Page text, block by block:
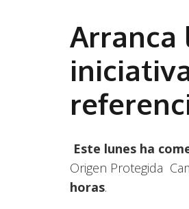
Arranca
Este lunes ha
Origen Protegida
horas.